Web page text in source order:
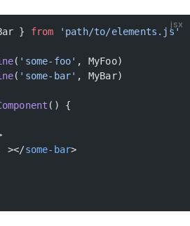
jsx
} from 'path/to/elements.js'
( 'some-foo' , MyFoo)
( 'some-bar' , MyBar)
() {
></some-bar>